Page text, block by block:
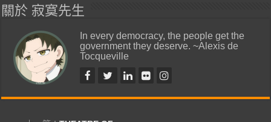
關於 寂寞先生
In every democracy, the people get the
government they deserve. ~Alexis de
Tocqueville